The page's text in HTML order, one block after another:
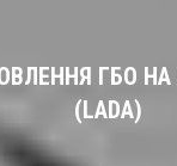
ГБО НА
(LADA)